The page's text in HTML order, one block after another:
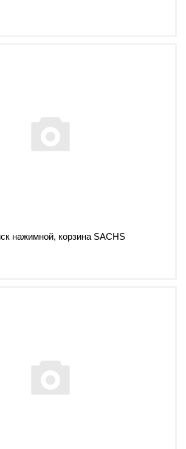
нажимной, корзина SACHS